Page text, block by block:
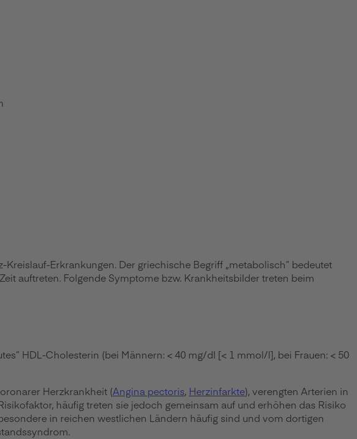
Erkrankungen. Der griechische Begriff „metabolisch“ bedeutet
auftreten. Folgende Symptome bzw. Krankheitsbilder treten beim
HDL-Cholesterin (bei Männern: < 40 mg/dl [< 1 mmol/l], bei Frauen: < 50
Herzkrankheit (Angina pectoris, Herzinfarkte), verengten Arterien in
häufig treten sie jedoch gemeinsam auf und erhöhen das Risiko
in reichen westlichen Ländern häufig sind und vom dortigen